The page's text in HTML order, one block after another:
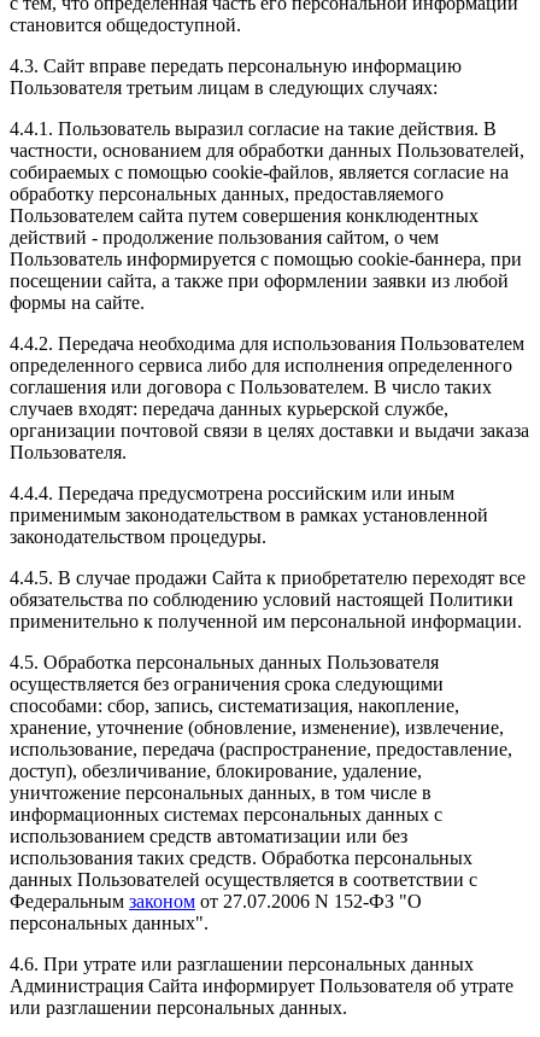
становится общедоступной.
4.3. Сайт вправе передать персональную информацию
Пользователя третьим лицам в следующих случаях:
4.4.1. Пользователь выразил согласие на такие действия. В
частности, основанием для обработки данных Пользователей,
собираемых с помощью cookie-файлов, является согласие на
обработку персональных данных, предоставляемого
Пользователем сайта путем совершения конклюдентных
действий - продолжение пользования сайтом, о чем
Пользователь информируется с помощью cookie-баннера, при
посещении сайта, а также при оформлении заявки из любой
формы на сайте.
4.4.2. Передача необходима для использования Пользователем
определенного сервиса либо для исполнения определенного
соглашения или договора с Пользователем. В число таких
случаев входят: передача данных курьерской службе,
организации почтовой связи в целях доставки и выдачи заказа
Пользователя.
4.4.4. Передача предусмотрена российским или иным
применимым законодательством в рамках установленной
законодательством процедуры.
4.4.5. В случае продажи Сайта к приобретателю переходят все
обязательства по соблюдению условий настоящей Политики
применительно к полученной им персональной информации.
4.5. Обработка персональных данных Пользователя
осуществляется без ограничения срока следующими
способами: сбор, запись, систематизация, накопление,
хранение, уточнение (обновление, изменение), извлечение,
использование, передача (распространение, предоставление,
доступ), обезличивание, блокирование, удаление,
уничтожение персональных данных, в том числе в
информационных системах персональных данных с
использованием средств автоматизации или без
использования таких средств. Обработка персональных
данных Пользователей осуществляется в соответствии с
Федеральным законом от 27.07.2006 N 152-ФЗ "О
персональных данных".
4.6. При утрате или разглашении персональных данных
Администрация Сайта информирует Пользователя об утрате
или разглашении персональных данных.